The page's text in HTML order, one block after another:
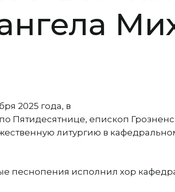
2025 года, в
Пятидесятнице, епископ
литургию в
песнопения исполнил хор